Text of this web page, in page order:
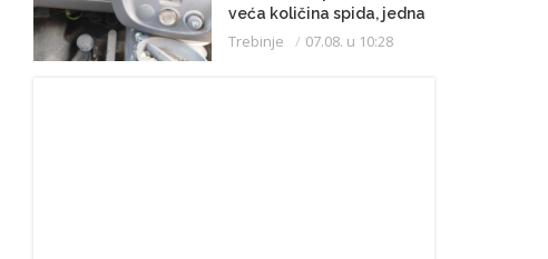
veća količina spida, jedna
osoba uhapšena
Trebinje 07.08. u 10:28